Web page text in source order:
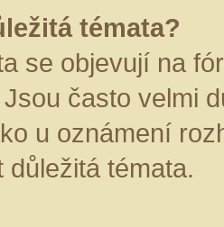
témata?
se objevují na
často velmi
u oznámení
důležitá témata.